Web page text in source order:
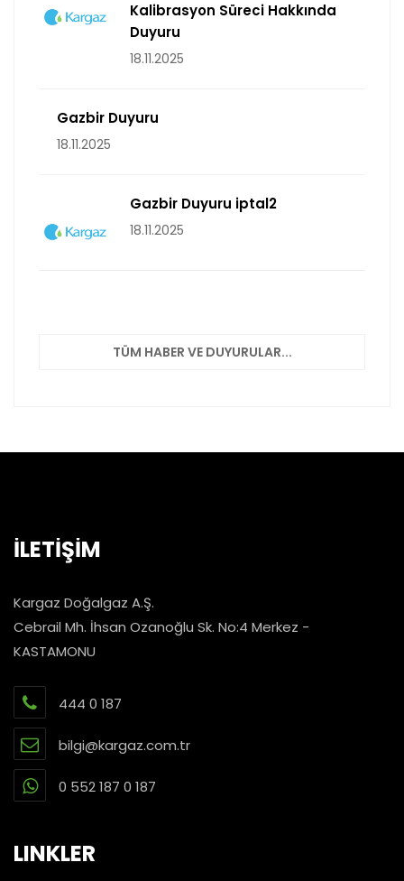
Kalibrasyon Süreci Hakkında
Duyuru
18.11.2025
Gazbir Duyuru
18.11.2025
Gazbir Duyuru iptal2
18.11.2025
TÜM HABER VE DUYURULAR...
İLETİŞİM
Kargaz Doğalgaz A.Ş.
Cebrail Mh. İhsan Ozanoğlu Sk. No:4 Merkez -
KASTAMONU
444 0 187
bilgi@kargaz.com.tr
0 552 187 0 187
LINKLER